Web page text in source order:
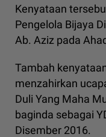
Kenyataan
Pengelola Bijaya
Ab. Aziz pada
Tambah
menzahirkan
Duli Yang Maha
baginda sebagai
Disember 2016.